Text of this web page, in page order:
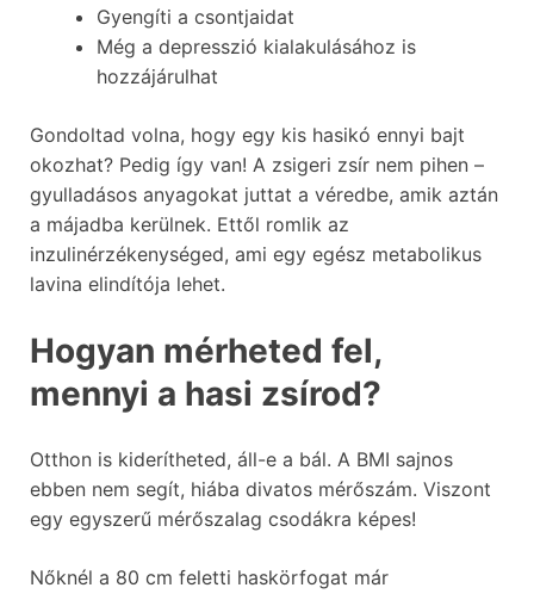
Gyengíti a csontjaidat
Még a depresszió kialakulásához is
hozzájárulhat
Gondoltad volna, hogy egy kis hasikó ennyi bajt
okozhat? Pedig így van! A zsigeri zsír nem pihen –
gyulladásos anyagokat juttat a véredbe, amik aztán
a májadba kerülnek. Ettől romlik az
inzulinérzékenységed, ami egy egész metabolikus
lavina elindítója lehet.
Hogyan mérheted fel,
mennyi a hasi zsírod?
Otthon is kiderítheted, áll-e a bál. A BMI sajnos
ebben nem segít, hiába divatos mérőszám. Viszont
egy egyszerű mérőszalag csodákra képes!
Nőknél a 80 cm feletti haskörfogat már